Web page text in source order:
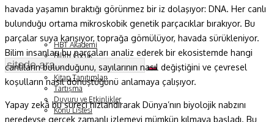
Teknoyaşam
Fazlası
HBT Akademi
Bilim Çocuk
Soru ve Yanıt
Kitap Tanıtımları
Tartışma
Duyuru ve Etkinlikler
Konu Listesi
havada yaşamın bıraktığı görünmez bir iz dolaşıyor: DNA. Her canlı
bulunduğu ortama mikroskobik genetik parçacıklar bırakıyor. Bu
parçalar suya karışıyor, toprağa gömülüyor, havada sürükleniyor.
Bilim insanları bu parçaları analiz ederek bir ekosistemde hangi
canlıların bulunduğunu, sayılarının nasıl değiştiğini ve çevresel
koşulların nasıl dönüştüğünü anlamaya çalışıyor.
Yapay zekâ bu süreci hızlandırarak Dünya’nın biyolojik nabzını
neredeyse gerçek zamanlı izlemeyi mümkün kılmaya başladı. Bu